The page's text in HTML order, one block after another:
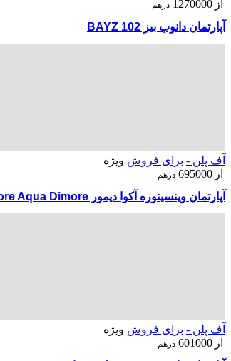
از 1270000 درهم
آپارتمان دانوب بیز BAYZ 102
آف پلن - برای فروش ویژه
از 695000 درهم
آپارتمان وینسیتوره آکوا دیمور Vincitore Aqua Dimore در دبی ساینس پارک
آف پلن - برای فروش ویژه
از 601000 درهم